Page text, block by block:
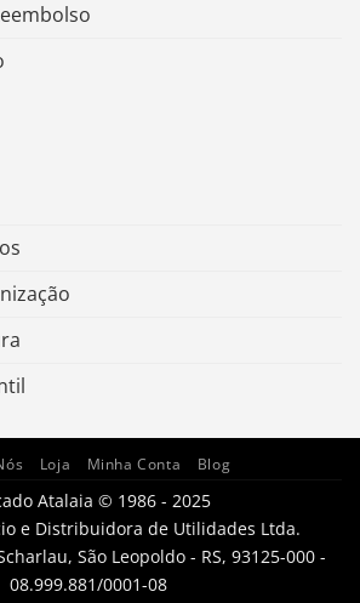
Loja Minha Conta Blog
Atalaia © 1986 - 2025
e Distribuidora de Utilidades Ltda.
São Leopoldo - RS, 93125-000 -
08.999.881/0001-08